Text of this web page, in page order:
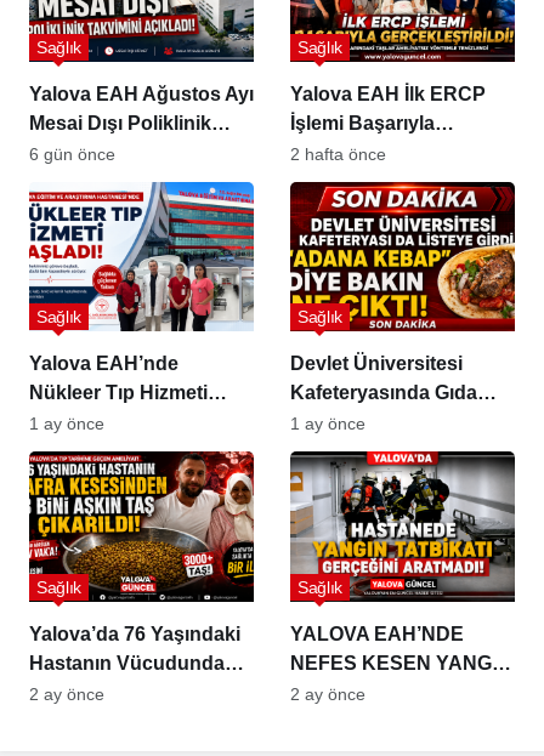
Yalova EAH Ağustos Ayı
Mesai Dışı Poliklinik
Takvimini Açıkladı
Sağlık
6 gün önce
Yalova EAH İlk ERCP
İşlemi Başarıyla
Gerçekleştirildi
Sağlık
2 hafta önce
Yalova EAH’nde
Nükleer Tıp Hizmeti
Resmen Başladı
Sağlık
1 ay önce
Devlet Üniversitesi
Kafeteryasında Gıda
Skandalı!
Sağlık
1 ay önce
Yalova’da 76 Yaşındaki
Hastanın Vücudundan 3
Bini Aşkın Taş Çıkarıldı
Sağlık
2 ay önce
YALOVA EAH’NDE
NEFES KESEN YANGIN
TATBİKATI:
Sağlık
2 ay önce